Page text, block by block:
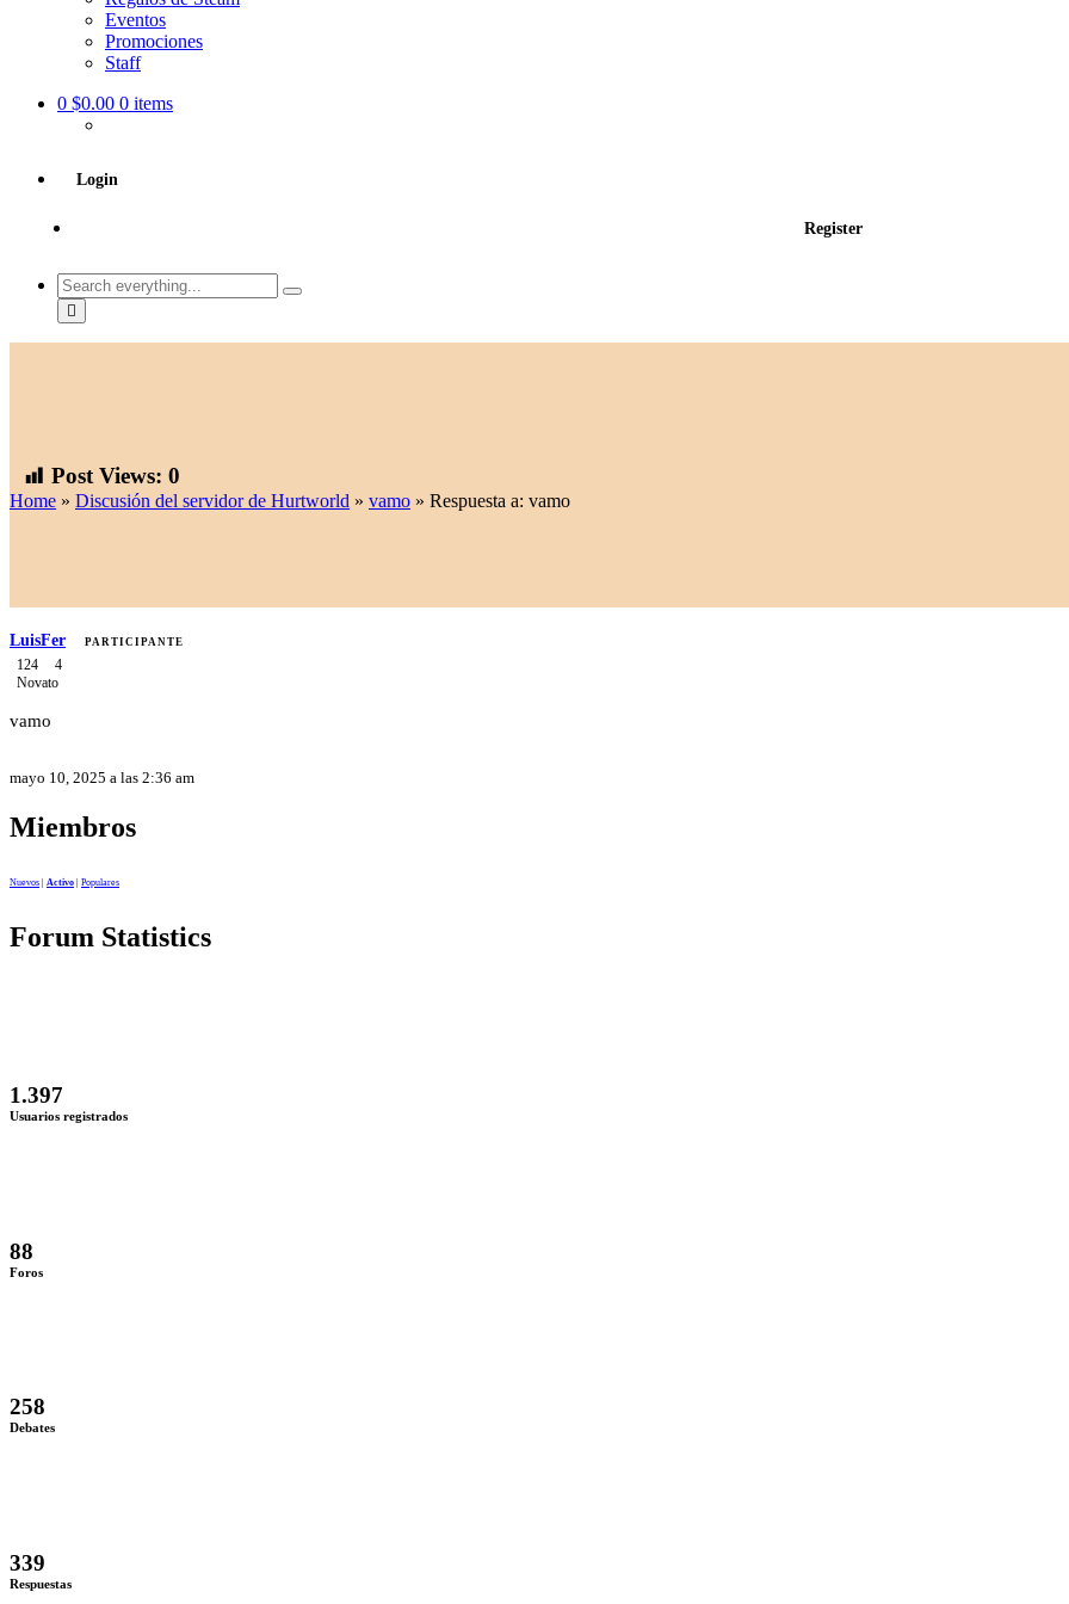
Eventos
Promociones
Staff
0 $0.00 0 items
Login
Register
Search
everything...
Post Views: 0
Home » Discusión del servidor de Hurtworld » vamo » Respuesta a: vamo
LuisFer PARTICIPANTE
124
4
Novato
vamo
mayo 10, 2025 a las 2:36 am
Miembros
Nuevos Activo Populares
Forum Statistics
1.397
Usuarios registrados
88
Foros
258
Debates
339
Respuestas